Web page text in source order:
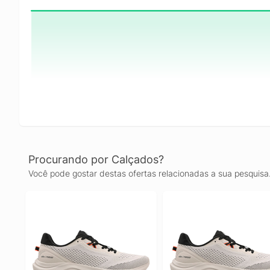
Procurando por Calçados?
Você pode gostar destas ofertas relacionadas a sua